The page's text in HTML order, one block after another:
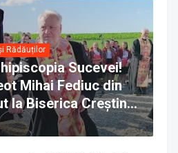
Rădăuților
Sucevei!
Mihai Fediuc din
la Biserica Creștină
ÎPS Calinic anunță
judecata canonică